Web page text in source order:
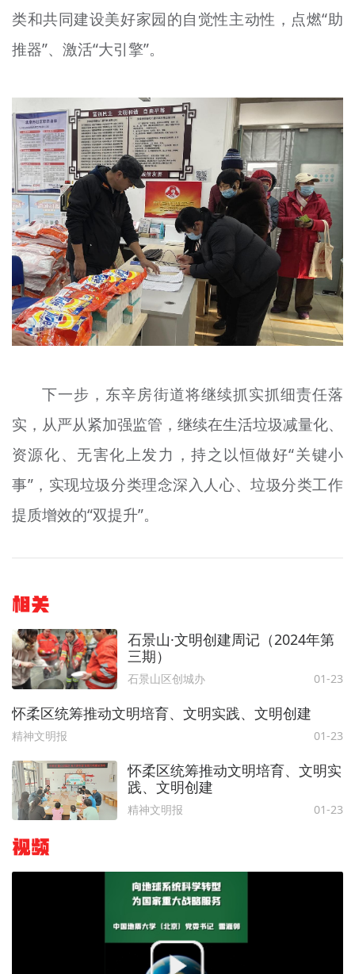
类和共同建设美好家园的自觉性主动性，点燃“助
推器”、激活“大引擎”。
下一步，东辛房街道将继续抓实抓细责任落
实，从严从紧加强监管，继续在生活垃圾减量化、
资源化、无害化上发力，持之以恒做好“关键小
事”，实现垃圾分类理念深入人心、垃圾分类工作
提质增效的“双提升”。
相关
石景山·文明创建周记（2024年第
三期）
石景山区创城办 01-23
怀柔区统筹推动文明培育、文明实践、文明创建
精神文明报 01-23
怀柔区统筹推动文明培育、文明实
践、文明创建
精神文明报 01-23
视频